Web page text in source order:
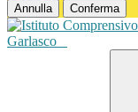
Annulla Conferma
Garlasco